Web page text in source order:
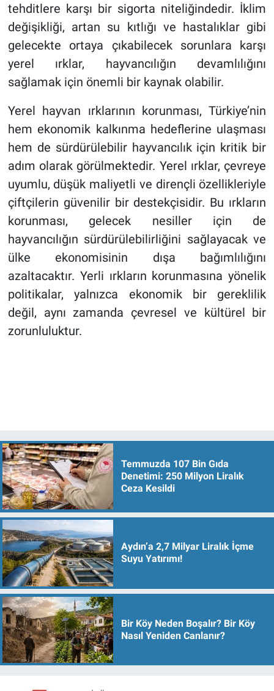
tehditlere karşı bir sigorta niteliğindedir. İklim
değişikliği, artan su kıtlığı ve hastalıklar gibi
gelecekte ortaya çıkabilecek sorunlara karşı
yerel ırklar, hayvancılığın devamlılığını
sağlamak için önemli bir kaynak olabilir.
Yerel hayvan ırklarının korunması, Türkiye’nin
hem ekonomik kalkınma hedeflerine ulaşması
hem de sürdürülebilir hayvancılık için kritik bir
adım olarak görülmektedir. Yerel ırklar, çevreye
uyumlu, düşük maliyetli ve dirençli özellikleriyle
çiftçilerin güvenilir bir destekçisidir. Bu ırkların
korunması, gelecek nesiller için de
hayvancılığın sürdürülebilirliğini sağlayacak ve
ülke ekonomisinin dışa bağımlılığını
azaltacaktır. Yerli ırkların korunmasına yönelik
politikalar, yalnızca ekonomik bir gereklilik
değil, aynı zamanda çevresel ve kültürel bir
zorunluluktur.
Temmuzda 107 Bin Gıda
Denetimi: 250 Milyon Liralık
Ceza Kesildi
Aydın’a 2,7 Milyar Liralık İçme
Suyu Yatırımı!
Bir Köy Neden Boşalır? Bir Köy
Nasıl Yeniden Canlanır?